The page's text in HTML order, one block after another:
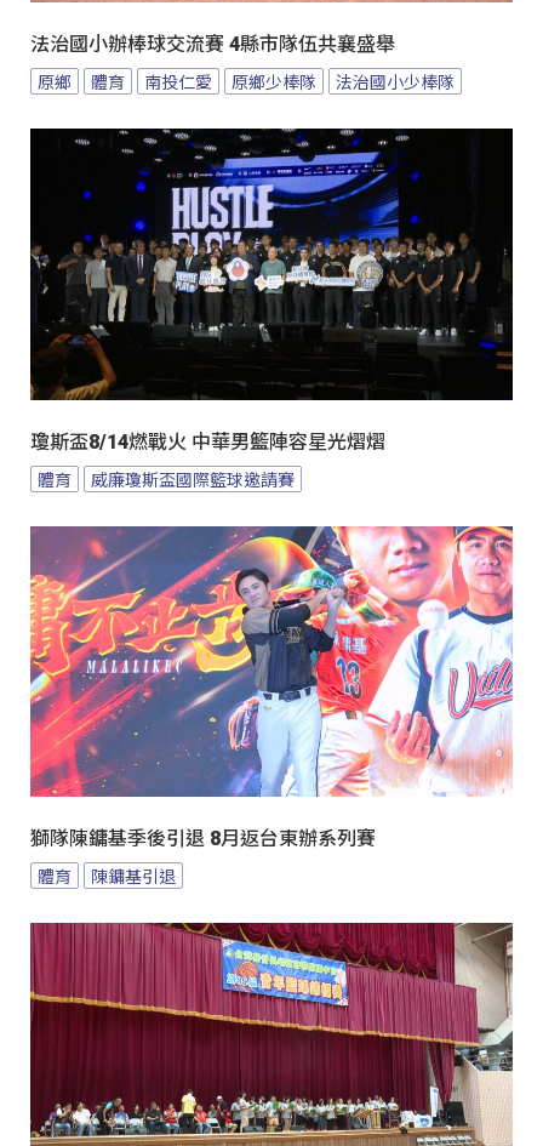
法治國小辦棒球交流賽 4縣市隊伍共襄盛舉
原鄉 體育 南投仁愛 原鄉少棒隊 法治國小少棒隊
瓊斯盃8/14燃戰火 中華男籃陣容星光熠熠
體育 威廉瓊斯盃國際籃球邀請賽
獅隊陳鏞基季後引退 8月返台東辦系列賽
體育 陳鏞基引退